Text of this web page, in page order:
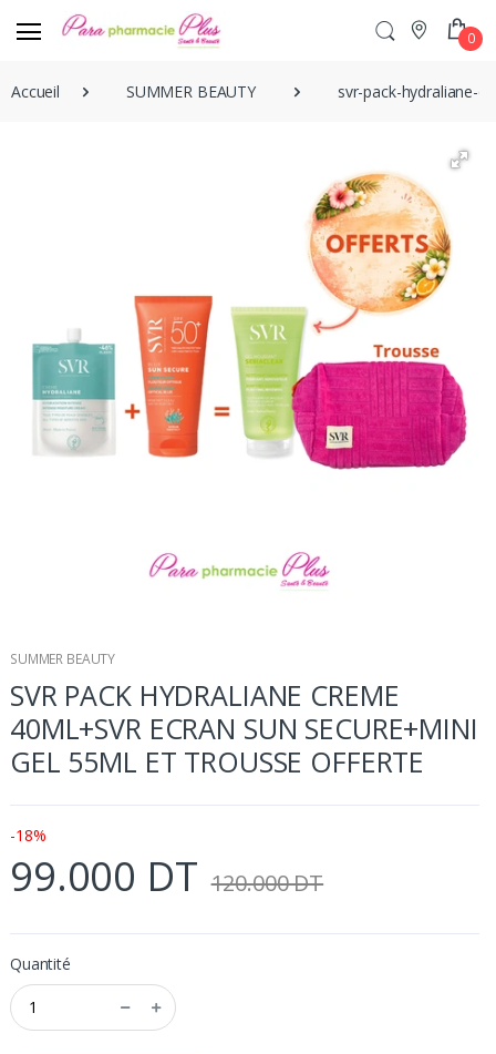
0
Accueil SUMMER BEAUTY svr-pack-hydraliane-
SUMMER BEAUTY
SVR PACK HYDRALIANE CREME
40ML+SVR ECRAN SUN SECURE+MINI
GEL 55ML ET TROUSSE OFFERTE
-18%
99.000 DT 120.000 DT
Quantité